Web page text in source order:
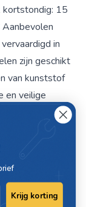
15
in
zijn geschikt
van kunststof
en veilige
Krijg korting